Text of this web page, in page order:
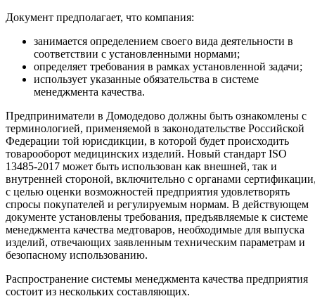
Документ предполагает, что компания:
занимается определением своего вида деятельности в
соответствии с установленными нормами;
определяет требования в рамках установленной задачи;
использует указанные обязательства в системе
менеджмента качества.
Предприниматели в Домодедово должны быть ознакомлены с
терминологией, применяемой в законодательстве Российской
Федерации той юрисдикции, в которой будет происходить
товарооборот медицинских изделий. Новый стандарт ISO
13485-2017 может быть использован как внешней, так и
внутренней стороной, включительно с органами
с целью оценки возможностей предприятия удовлетворять
спросы покупателей и регулируемым нормам. В действующем
документе установлены требования, предъявляемые к системе
менеджмента качества медтоваров, необходимые для выпуска
изделий, отвечающих заявленным техническим параметрам и
безопасному использованию.
Распространение системы менеджмента качества предприятия
состоит из нескольких составляющих.